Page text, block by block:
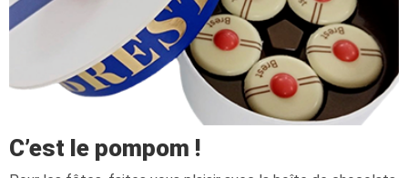
C’est le pompom !